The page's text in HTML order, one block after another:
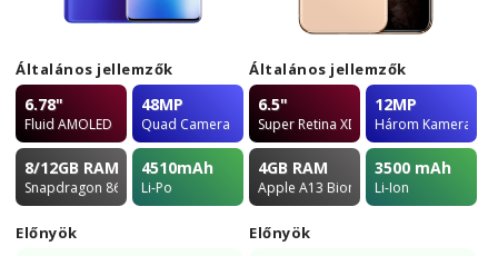
Általános jellemzők
6.78"
Fluid AMOLED
48MP
Quad Camera
8/12GB RAM
Snapdragon 865
4510mAh
Li-Po
Előnyök
Általános jellemzők
6.5"
Super Retina XDR OLED
12MP
Három Kamera
4GB RAM
Apple A13 Bionic
3500 mAh
Li-Ion
Előnyök